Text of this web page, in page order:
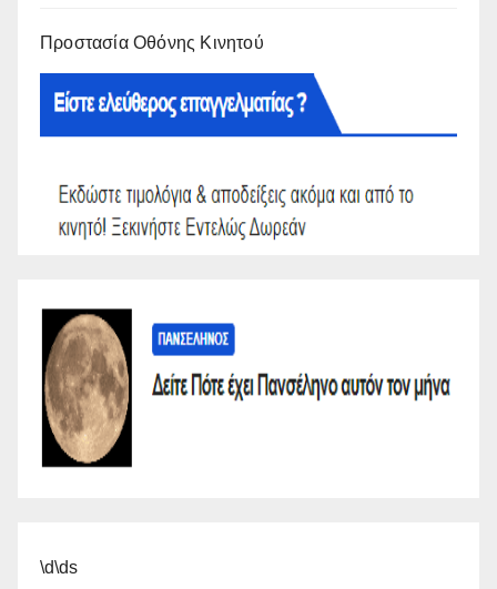
Προστασία Οθόνης Κινητού
\d\ds